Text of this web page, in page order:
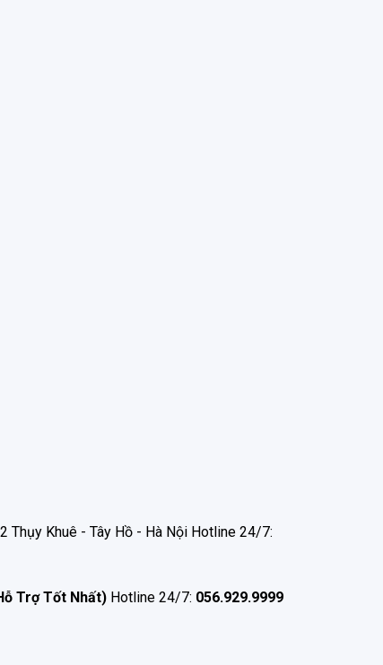
Thụy Khuê - Tây Hồ - Hà Nội Hotline 24/7:
Trợ Tốt Nhất) Hotline 24/7: 056.929.9999